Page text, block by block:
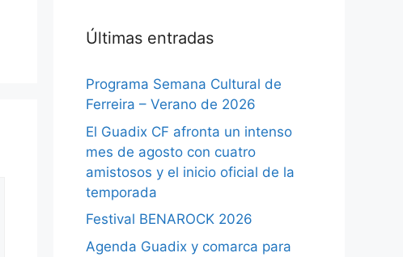
Últimas entradas
Programa Semana Cultural de
Ferreira – Verano de 2026
El Guadix CF afronta un intenso
mes de agosto con cuatro
amistosos y el inicio oficial de la
temporada
Festival BENAROCK 2026
Agenda Guadix y comarca para